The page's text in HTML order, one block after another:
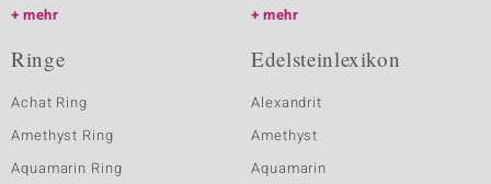
mehr
mehr
Ringe
Achat Ring
Amethyst Ring
Aquamarin Ring
Edelsteinlexikon
Alexandrit
Amethyst
Aquamarin